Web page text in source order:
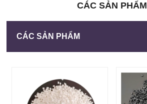
CÁC SẢN PHẨM
CÁC SẢN PHẨM